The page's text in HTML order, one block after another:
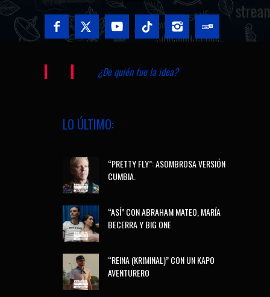
¿De quién fue la idea?
LO ÚLTIMO:
“PRETTY FLY”: ASOMBROSA VERSIÓN
CUMBIA.
“ASÍ” CON ABRAHAM MATEO, MARÍA
BECERRA Y BIG ONE
“REINA (KRIMINAL)” CON UN KAPO
AVENTURERO